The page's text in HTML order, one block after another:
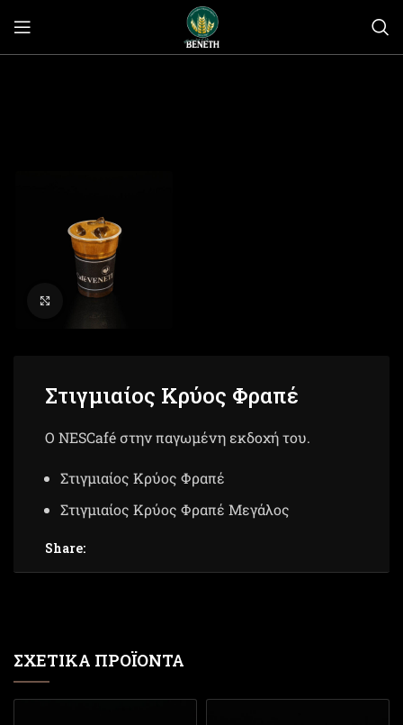
Click to enlarge
Στιγμιαίος Κρύος Φραπέ
Ο NESCafé στην παγωμένη εκδοχή του.
Στιγμιαίος Κρύος Φραπέ
Στιγμιαίος Κρύος Φραπέ Μεγάλος
Share:
ΣΧΕΤΙΚΆ ΠΡΟΪΌΝΤΑ